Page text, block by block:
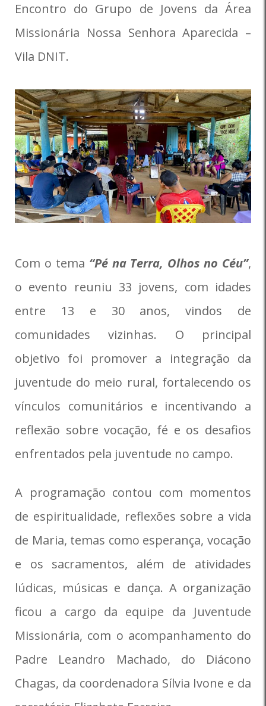
Encontro do Grupo de Jovens da Área
Missionária Nossa Senhora Aparecida –
Vila DNIT.
Com o tema “Pé na Terra, Olhos no Céu”,
o evento reuniu 33 jovens, com idades
entre 13 e 30 anos, vindos de
comunidades vizinhas. O principal
objetivo foi promover a integração da
juventude do meio rural, fortalecendo os
vínculos comunitários e incentivando a
reflexão sobre vocação, fé e os desafios
enfrentados pela juventude no campo.
A programação contou com momentos
de espiritualidade, reflexões sobre a vida
de Maria, temas como esperança, vocação
e os sacramentos, além de atividades
lúdicas, músicas e dança. A organização
ficou a cargo da equipe da Juventude
Missionária, com o acompanhamento do
Padre Leandro Machado, do Diácono
Chagas, da coordenadora Sílvia Ivone e da